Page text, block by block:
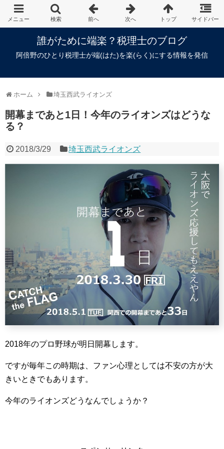
誰がために端楽？税理士のブログ
阿倍野のひとり税理士が端(はた)を楽(らく)にする情報を発信
ホーム 埼玉西武ライオンズ
開幕まであと1日！今年のライオンズはどうな
る？
2018/3/29 埼玉西武ライオンズ
2018年のプロ野球が明日開幕します。
ですが毎年この時期は、ファン心理としては不安の方が大
きいときでもあります。
今年のライオンズどうなんでしょうか？